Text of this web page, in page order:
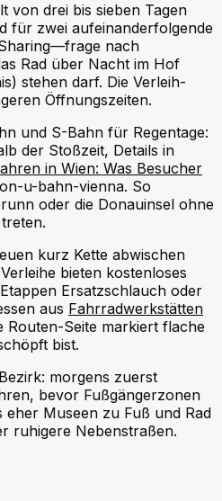
von drei bis sieben Tagen
für zwei aufeinanderfolgende
nach
Rad über Nacht im Hof
stehen darf. Die Verleih-
Öffnungszeiten.
und S-Bahn für Regentage:
der Stoßzeit, Details in
in Wien: Was Besucher
u-bahn-vienna. So
oder die Donauinsel ohne
kurz Kette abwischen
bieten kostenloses
Ersatzschlauch oder
aus Fahrradwerkstätten
Routen-Seite markiert flache
bist.
morgens zuerst
bevor Fußgängerzonen
Museen zu Fuß und Rad
ruhigere Nebenstraßen.